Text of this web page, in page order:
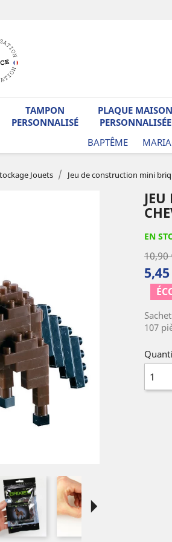
TAMPON
PERSONNALISÉ
PLAQUE MAISON
PERSONNALISÉE
BAPTÊME
Jouets Jeu de construction mini
arrow_right
EN
10,90
107